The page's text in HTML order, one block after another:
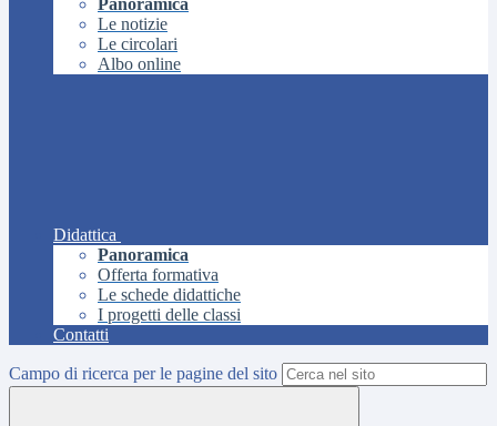
Panoramica
Le notizie
Le circolari
Albo online
Didattica
Panoramica
Offerta formativa
Le schede didattiche
I progetti delle classi
Contatti
Campo di ricerca per le pagine del sito